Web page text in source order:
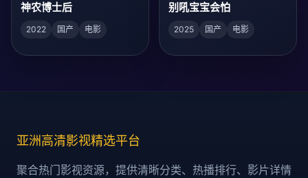
神农博士后
2022 国产 电影
别吼宝宝会怕
2025 国产 电影
亚洲高清影视精选平台
聚合热门影视资源，提供清晰分类、热播排行、影片详情